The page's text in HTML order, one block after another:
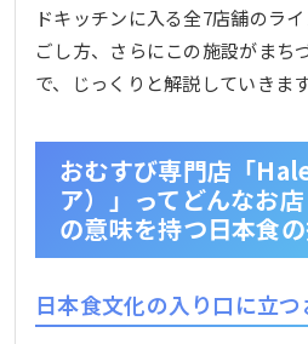
ドキッチンに入る全7店舗のラ
ごし方、さらにこの施設がまち
で、じっくりと解説していきます
おむすび専門店「
ア）」ってどんなお店
の意味を持つ日本食
日本食文化の入り口に立